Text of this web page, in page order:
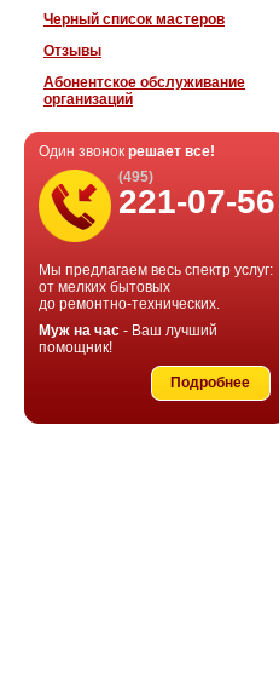
Черный список мастеров
Отзывы
Абонентское обслуживание
организаций
Один звонок решает все!
(495)
221-07-56
Мы предлагаем весь спектр услуг:
от мелких бытовых
до ремонтно-технических.
Муж на час - Ваш лучший
помощник!
Подробнее